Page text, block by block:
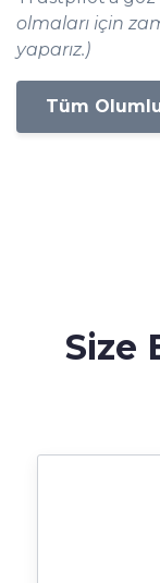
olmaları için
yaparız.)
Tüm
Size